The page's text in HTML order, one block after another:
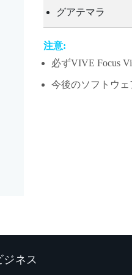
グアテマラ
注意:
必ずVIVE Focus
今後のソフトウェ
ネス